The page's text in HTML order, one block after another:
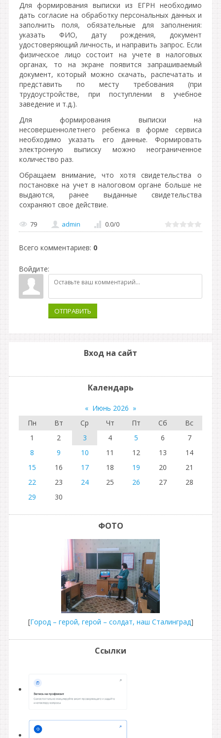
Для формирования выписки из ЕГРН необходимо
дать согласие на обработку персональных данных и
заполнить поля, обязательные для заполнения:
указать ФИО, дату рождения, документ
удостоверяющий личность, и направить запрос. Если
физическое лицо состоит на учете в налоговых
органах, то на экране появится запрашиваемый
документ, который можно скачать, распечатать и
представить по месту требования (при
трудоустройстве, при поступлении в учебное
заведение и т.д.).
Для формирования выписки на
несовершеннолетнего ребенка в форме сервиса
необходимо указать его данные. Формировать
электронную выписку можно неограниченное
количество раз.
Обращаем внимание, что хотя свидетельства о
постановке на учет в налоговом органе больше не
выдаются, ранее выданные свидетельства
сохраняют свое действие.
79 admin 0.0/0
Всего комментариев: 0
Войдите:
ОТПРАВИТЬ
Вход на сайт
Календарь
« Июнь 2026 »
Пн
Вт Ср Чт Пт Сб
Вс
1
2 3 4 5 6
7
8
9 10 11 12 13
14
15
16 17 18 19 20
21
22
23 24 25 26 27
28
29
30
ФОТО
[Город – герой, герой – солдат, наш Сталинград]
Ссылки